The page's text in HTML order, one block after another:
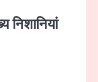
निशानियां